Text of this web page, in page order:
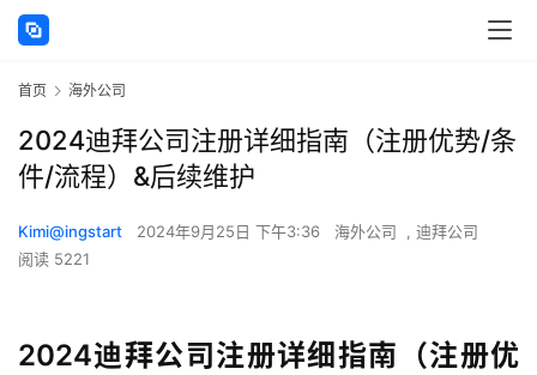
首页 海外公司
2024迪拜公司注册详细指南（注册优势/条
件/流程）&后续维护
Kimi@ingstart 2024年9月25日 下午3:36 海外公司 , 迪拜公司
阅读 5221
2024迪拜公司注册详细指南（注册优